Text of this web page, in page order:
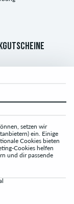
setzen wir
ein. Einige
Cookies bieten
Cookies helfen
und dir passende